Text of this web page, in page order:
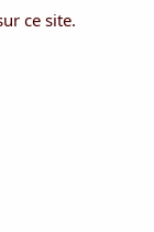
ce site.